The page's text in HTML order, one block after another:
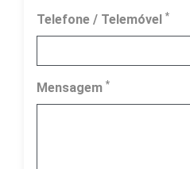
Telefone / Telemóvel *
Mensagem *